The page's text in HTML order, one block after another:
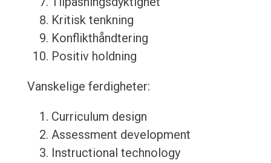
Kritisk tenkning
Konflikthåndtering
Positiv holdning
Vanskelige ferdigheter:
Curriculum design
Assessment development
Instructional technology